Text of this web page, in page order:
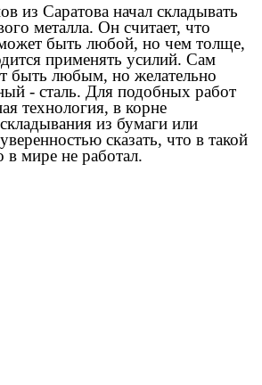
из Саратова начал складывать
металла. Он считает, что
быть любой, но чем толще,
применять усилий. Сам
быть любым, но желательно
- сталь. Для подобных работ
технология, в корне
из бумаги или
сказать, что в такой
в мире не работал.